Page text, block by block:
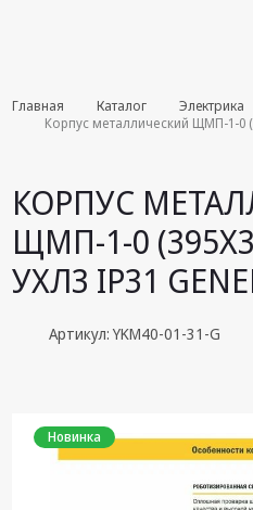
Комплекты
августа
оборудование
Android TV
приставки
Блоки питания,
адаптеры
Спутниковое
Главная Каталог Электрика
Корпус металлический ЩМП-1-0
КОРПУС
ЩМП-1-0
УХЛ3 IP31
Артикул: YKM40-01-31-G
Новинка